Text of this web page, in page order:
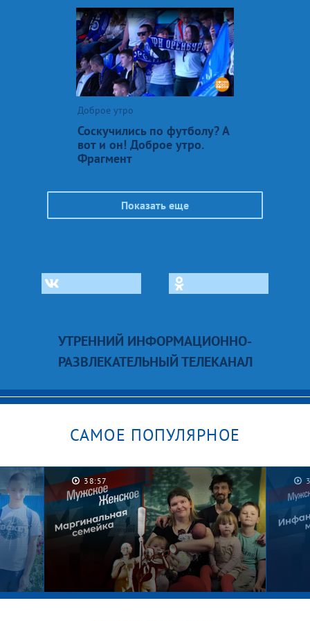
Доброе утро
Соскучились по футболу? А
вот и он! Доброе утро.
Фрагмент
Показать еще
УТРЕННИЙ ИНФОРМАЦИОННО-
РАЗВЛЕКАТЕЛЬНЫЙ ТЕЛЕКАНАЛ
САМОЕ ПОПУЛЯРНОЕ
38:57